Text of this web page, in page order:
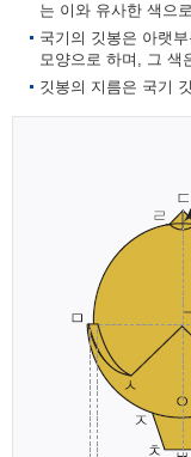
는 이와 유사한 색으
국기의 깃봉은 아랫
모양으로 하며, 그 색
깃봉의 지름은 국기